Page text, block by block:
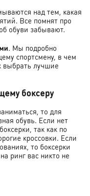
над тем, какая
Все помнят про
обуви забывают.
. Мы подробно
спортсмену, в чем
выбрать лучшие
боксеру
то для
обувь. Если нет
так как по
кроссовки. Если
то боксерки
ринг вас никто не